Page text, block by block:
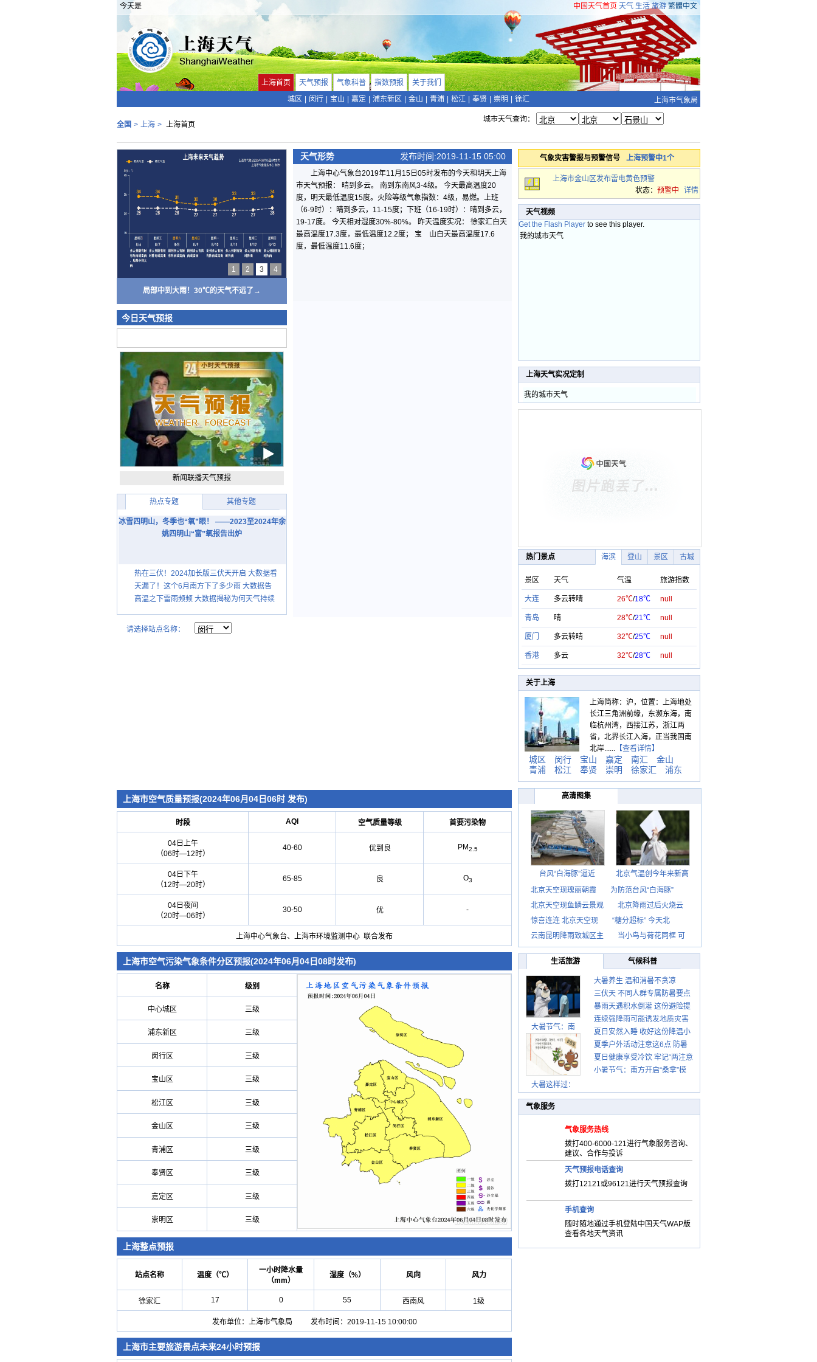
今天是 中国天气首页 天气 生活 旅游 繁體中文
上海首页 天气预报 气象科普 指数预报
关于我们
城区
闵行 宝山 嘉定 浦东新区 金山 青浦 松江 奉贤 崇明 徐汇 上海市气象局
全国 > 上海 > 上海首页
城市天气查询：
1 2 3 4
局部中到大雨！30℃的天气不远了→
今日天气预报
新闻联播天气预报
热点专题 其他专题
冰雪四明山，冬季也“氧”眼！ ——2023至2024年余
姚四明山“富”氧报告出炉
热在三伏！2024加长版三伏天开启 大数据看
哪里三伏高温最多
天漏了！这个6月南方下了多少雨 大数据告
诉你暴雨是否越来越多了
高温之下雷雨频频 大数据揭秘为何天气持续
发布时间:2019-11-15 05:00
天气形势
上海中心气象台2019年11月15日05时发布的今天和明天上海
市天气预报： 晴到多云。 南到东南风3-4级。 今天最高温度20
度，明天最低温度15度。火险等级气象指数：4级，易燃。上班
（6-9时）：晴到多云，11-15度；下班（16-19时）：晴到多云，
19-17度。 今天相对湿度30%-80%。 昨天温度实况： 徐家汇白天
最高温度17.3度，最低温度12.2度； 宝 山白天最高温度17.6
度，最低温度11.6度；
请选择站点名称：
上海市空气质量预报(2024年06月04日06时 发布)
时段 AQI 空气质量等级 首要污染物
04日上午
（06时—12时）
40-60 优到良 PM2.5
04日下午
（12时—20时）
65-85 良 O3
04日夜间
（20时—06时）
30-50 优 -
上海中心气象台、上海市环境监测中心 联合发布
上海市空气污染气象条件分区预报(2024年06月04日08时发布)
名称 级别
中心城区 三级
浦东新区 三级
闵行区 三级
宝山区 三级
松江区 三级
金山区 三级
青浦区 三级
奉贤区 三级
嘉定区 三级
崇明区 三级
上海整点预报
站点名称 温度（℃）
一小时降水量
（mm）
湿度（%） 风向 风力
徐家汇 17 0 55 西南风 1级
发布单位：上海市气象局 发布时间：2019-11-15 10:00:00
上海市主要旅游景点未来24小时预报
气象灾害警报与预警信号 上海预警中1个
上海市金山区发布雷电黄色预警
状态： 预警中 详情
天气视频
Get the Flash Player to see this player.
我的城市天气
上海天气实况定制
我的城市天气
热门景点 海滨 登山 景区 古城
景区 天气 气温 旅游指数
大连 多云转晴 26℃/18℃ null
青岛 晴 28℃/21℃ null
厦门 多云转晴 32℃/25℃ null
香港 多云 32℃/28℃ null
关于上海
上海简称：沪，位置：上海地处
长江三角洲前缘，东濒东海，南
临杭州湾，西接江苏，浙江两
省，北界长江入海，正当我国南
北岸......
【查看详情】
城区 闵行 宝山 嘉定 南汇
金山
青浦
松江 奉贤 崇明 徐家汇 浦东
高清图集
台风“白海豚”逼近
北京气温创今年来新高
北京天空现瑰丽朝霞
为防范台风“白海豚”
北京天空现鱼鳞云景观
北京降雨过后火烧云
惊
惊喜连连 北京天空现
“糖分超标” 今天北
云南昆明降雨致城区主
当小鸟与荷花同框 可
生活旅游 气候科普
大暑节气：南
大暑这样过：
大暑养生 温和消暑不贪凉
三伏天 不同人群专属防暑要点
请收好
暴雨天遇积水倒灌 这份避险提
示请收好
连续强降雨可能诱发地质灾害
这些前兆要知道
夏日安然入睡 收好这份降温小
贴士
夏季户外活动注意这6点 防暑
健身两不误
夏日健康享受冷饮 牢记“两注意
一控制”
小暑节气：南方开启“桑拿”模
气象服务
气象服务热线
拨打400-6000-121进行气象服务咨询、
建议、合作与投诉
天气预报电话查询
拨打12121或96121进行天气预报查询
手机查询
随时随地通过手机登陆中国天气WAP版
查看各地天气资讯